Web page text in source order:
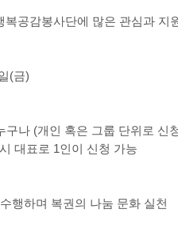
복공감봉사단에 많은 관심과 지
(금)
구나 (개인 혹은 그룹 단위로 신
대표로 1 인이 신청 가능
행하며 복권의 나눔 문화 실천